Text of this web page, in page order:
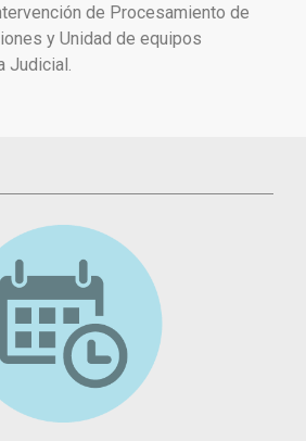
de Procesamiento de
y Unidad de equipos
Judicial.